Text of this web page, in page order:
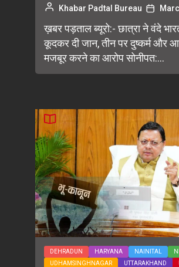
Khabar Padtal Bureau
ख़बर पड़ताल ब्यूरो:- छात्रा ने वंदे
कूदकर दी जान, तीन पर दुष्कर्म और
मजबूर करने का आरोप सोनीपत:...
DEHRADUN HARYANA NAINITAL
UDHAMSINGHNAGAR
UTTARAKHAND